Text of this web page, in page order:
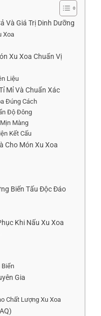
Và Giá Trị Dinh Dưỡng
Xoa
Xu Xoa Chuẩn Vị
Liệu
Mỉ Và Chuẩn Xác
Đúng Cách
Độ Đông
Màng
Kết Cấu
Cho Món Xu Xoa
Biến Tấu Độc Đáo
Khi Nấu Xu Xoa
Biển
Gia
Chất Lượng Xu Xoa